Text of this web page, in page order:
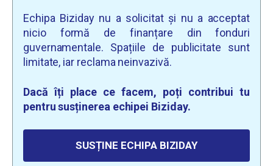
Echipa Biziday nu a solicitat și nu a acceptat
nicio formă de finanțare din fonduri
guvernamentale. Spațiile de publicitate sunt
limitate, iar reclama neinvazivă.
Dacă îți place ce facem, poți contribui tu
pentru susținerea echipei Biziday.
SUSȚINE ECHIPA BIZIDAY